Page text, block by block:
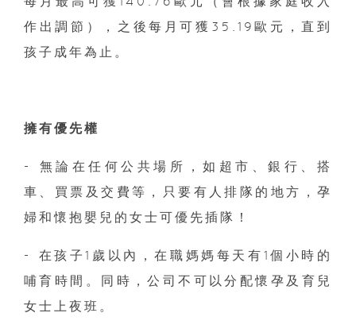
作出調節），之後每月可獲35.19歐元，直到
孩子成年為止。
擁有優先權
- 無論在任何公共場所，如超市、銀行、搭
車、買票及交費等，只要有人排隊的地方，孕
婦和懷抱嬰兒的女士可優先插隊！
- 在孩子1歲以內，在職媽媽每天有1個小時的
哺育時間。同時，公司不可以分配懷孕及育兒
女士上夜班。